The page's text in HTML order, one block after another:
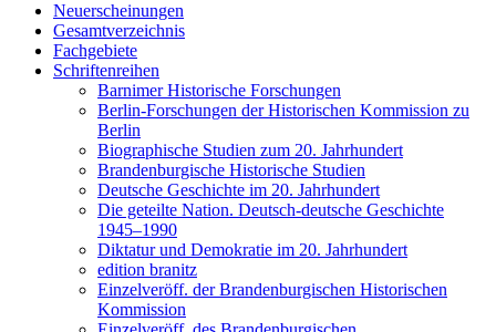
Neuerscheinungen
Gesamtverzeichnis
Fachgebiete
Schriftenreihen
Barnimer Historische Forschungen
Berlin-Forschungen der Historischen Kommission zu
Berlin
Biographische Studien zum 20. Jahrhundert
Brandenburgische Historische Studien
Deutsche Geschichte im 20. Jahrhundert
Die geteilte Nation. Deutsch-deutsche Geschichte
1945–1990
Diktatur und Demokratie im 20. Jahrhundert
edition branitz
Einzelveröff. der Brandenburgischen Historischen
Kommission